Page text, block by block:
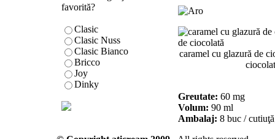
favorită?
Clasic
Clasic Nuss
Clasic Bianco
Bricco
Joy
Dinky
caramel cu glazură de
Greutate: 60 mg
Volum: 90 ml
Ambalaj: 8 buc /